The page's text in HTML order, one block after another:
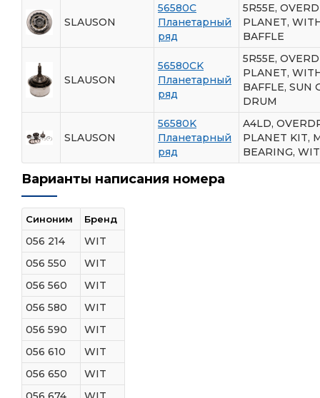
SLAUSON
56580C
Планетарный
ряд
5R55E,
PLANET,
BAFFLE
SLAUSON
56580CK
Планетарный
ряд
5R55E,
PLANET,
BAFFLE, SUN
DRUM
SLAUSON
56580K
Планетарный
ряд
A4LD,
PLANET KIT,
BEARING,
Варианты написания номера
Синоним Бренд
056 214
WIT
056 550
WIT
056 560
WIT
056 580
WIT
056 590
WIT
056 610
WIT
056 650
WIT